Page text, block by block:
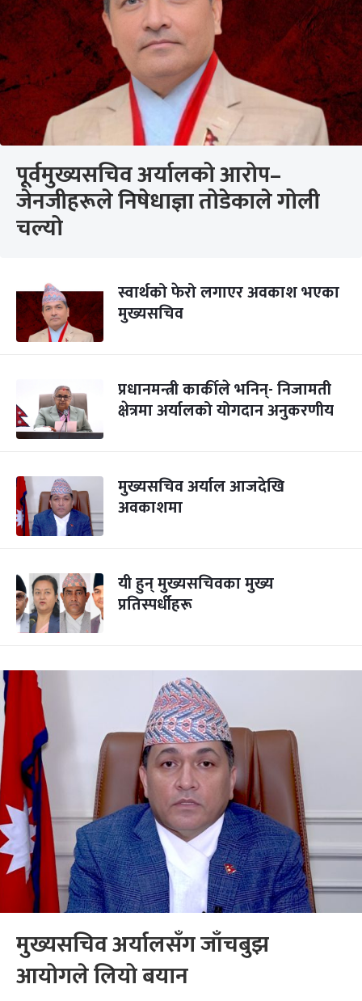
पूर्वमुख्यसचिव अर्यालको आरोप–
जेनजीहरूले निषेधाज्ञा तोडेकाले गोली
चल्यो
स्वार्थको फेरो लगाएर अवकाश भएका
मुख्यसचिव
प्रधानमन्त्री कार्कीले भनिन्- निजामती
क्षेत्रमा अर्यालको योगदान अनुकरणीय
मुख्यसचिव अर्याल आजदेखि
अवकाशमा
यी हुन् मुख्यसचिवका मुख्य
प्रतिस्पर्धीहरू
मुख्यसचिव अर्यालसँग जाँचबुझ
आयोगले लियो बयान